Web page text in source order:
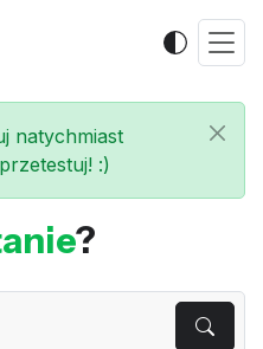
natychmiast
:)
?